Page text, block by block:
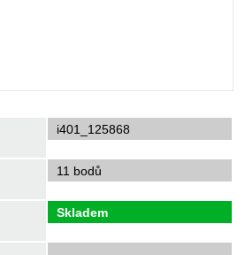
i401_125868
11 bodů
Skladem